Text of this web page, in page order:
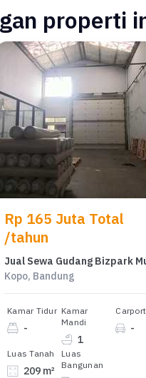
properti
Rp 165 Juta Total
/tahun
Kopo, Bandung
Kamar Tidur
-
Kamar
Mandi
1
Carport
-
Luas Tanah
209 m²
Luas
Bangunan